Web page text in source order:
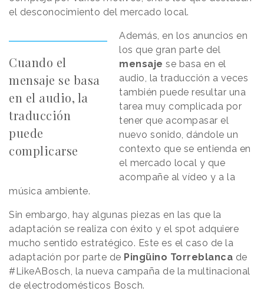
el desconocimiento del mercado local.
Cuando el
mensaje se basa
en el audio, la
traducción
puede
complicarse
Además, en los anuncios en
los que gran parte del
mensaje se basa en el
audio, la traducción a veces
también puede resultar una
tarea muy complicada por
tener que acompasar el
nuevo sonido, dándole un
contexto que se entienda en
el mercado local y que
acompañe al vídeo y a la
música ambiente.
Sin embargo, hay algunas piezas en las que la
adaptación se realiza con éxito y el spot adquiere
mucho sentido estratégico. Este es el caso de la
adaptación por parte de Pingüino Torreblanca de
#LikeABosch, la nueva campaña de la multinacional
de electrodomésticos Bosch.